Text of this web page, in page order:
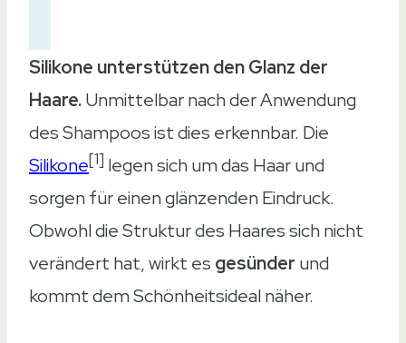
Normal bis fettendes Haar
Für trockenes, sprödes Haar
Für beschädigtes Haar
Für kraftloses & plattes Haar
Geruch
Geruch
Angenehm herb
Zitrone
Silikone unterstützen den Glanz der
Haare.Unmittelbar nach der Anwendung
des Shampoos ist dies erkennbar. Die
Silikone[1] legen sich um das Haar und
sorgen für einen glänzenden Eindruck.
Obwohl die Struktur des Haares sich nicht
verändert hat, wirkt es gesünder und
kommt dem Schönheitsideal näher.